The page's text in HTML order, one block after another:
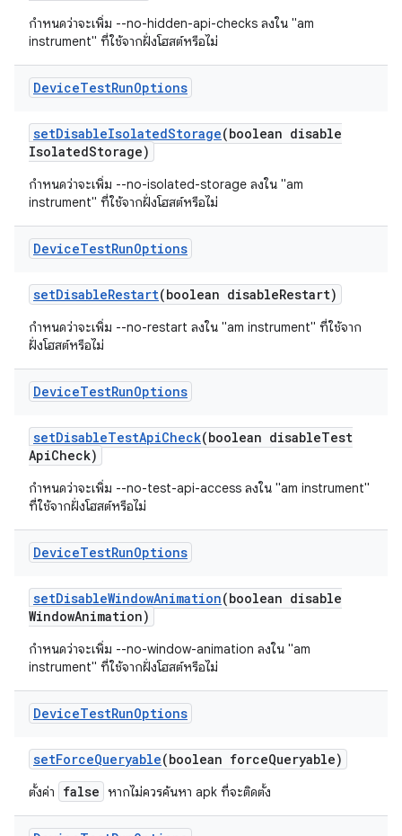
กำหนดว่าจะเพิ่ม --no-hidden-api-checks ลงใน "am
instrument" ที่ใช้จากฝั่งโฮสต์หรือไม่
DeviceTestRunOptions
setDisableIsolatedStorage(boolean disable
IsolatedStorage)
กำหนดว่าจะเพิ่ม --no-isolated-storage ลงใน "am
instrument" ที่ใช้จากฝั่งโฮสต์หรือไม่
DeviceTestRunOptions
setDisableRestart(boolean disableRestart)
กำหนดว่าจะเพิ่ม --no-restart ลงใน "am instrument" ที่ใช้จาก
ฝั่งโฮสต์หรือไม่
DeviceTestRunOptions
setDisableTestApiCheck(boolean disableTest
ApiCheck)
กำหนดว่าจะเพิ่ม --no-test-api-access ลงใน "am instrument"
ที่ใช้จากฝั่งโฮสต์หรือไม่
DeviceTestRunOptions
setDisableWindowAnimation(boolean disable
WindowAnimation)
กำหนดว่าจะเพิ่ม --no-window-animation ลงใน "am
instrument" ที่ใช้จากฝั่งโฮสต์หรือไม่
DeviceTestRunOptions
setForceQueryable(boolean forceQueryable)
ตั้งค่า false หากไม่ควรค้นหา apk ที่จะติดตั้ง